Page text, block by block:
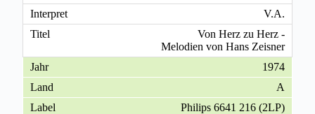
V.A.
Von Herz zu Herz -
Melodien von Hans Zeisner
1974
A
Philips 6641 216 (2LP)